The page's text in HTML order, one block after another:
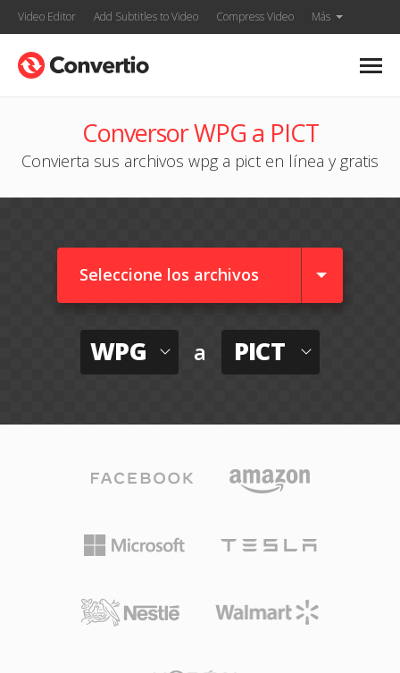
Video Editor Add Subtitles to Video Compress Video Más
Conversor WPG a PICT
Convierta sus archivos wpg a pict en línea y gratis
Seleccione los archivos
WPG a PICT